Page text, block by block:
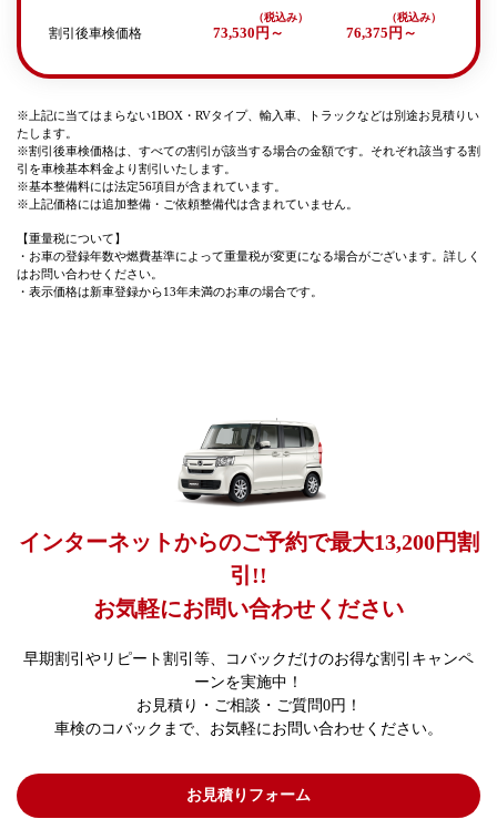
割引後車検価格 73,530円～ 76,375円～
※上記に当てはまらない1BOX・RVタイプ、輸入車、トラックなどは別途お見積りい
たします。
※割引後車検価格は、すべての割引が該当する場合の金額です。それぞれ該当する割
引を車検基本料金より割引いたします。
※基本整備料には法定56項目が含まれています。
※上記価格には追加整備・ご依頼整備代は含まれていません。
【重量税について】
・お車の登録年数や燃費基準によって重量税が変更になる場合がございます。詳しく
はお問い合わせください。
・表示価格は新車登録から13年未満のお車の場合です。
インターネットからのご予約で最大13,200円割
引!!
お気軽にお問い合わせください
早期割引やリピート割引等、コバックだけのお得な割引キャンペ
ーンを実施中！
お見積り・ご相談・ご質問0円！
車検のコバックまで、お気軽にお問い合わせください。
お見積りフォーム